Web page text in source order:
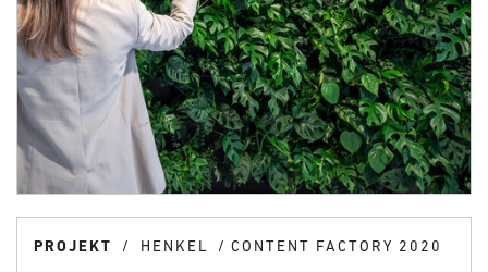
PROJEKT HENKEL CONTENT FACTORY 2020